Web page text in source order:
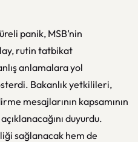
panik, MSB’nin
rutin tatbikat
anlamalara yol
Bakanlık yetkilileri,
mesajlarının kapsamının
duyurdu.
sağlanacak hem de